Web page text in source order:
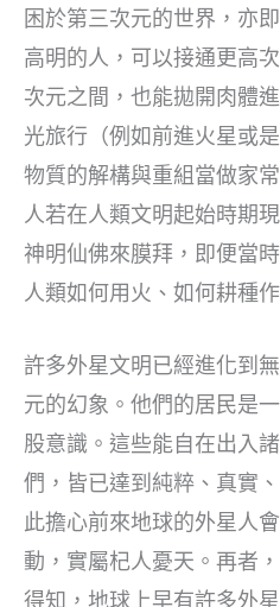
困於第三次元的世界，亦
高明的人，可以接通更高
次元之間，也能拋開肉體
光旅行（例如前進火星或
物質的解構與重組當做家
人若在人類文明起始時期
神明仙佛來膜拜，即便當
人類如何用火、如何耕種
許多外星文明已經進化到
元的幻象。他們的居民是
股意識。這些能自在出入
們，皆已達到純粹、真實
此擔心前來地球的外星人
動，實屬杞人憂天。再者
得知，地球上早有許多外